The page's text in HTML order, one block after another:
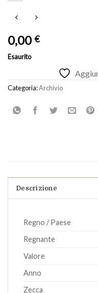
0,00€
Esaurito
Categoria:Archivio
Descrizione
Regno / Paese
Regnante
Valore
Anno
Zecca